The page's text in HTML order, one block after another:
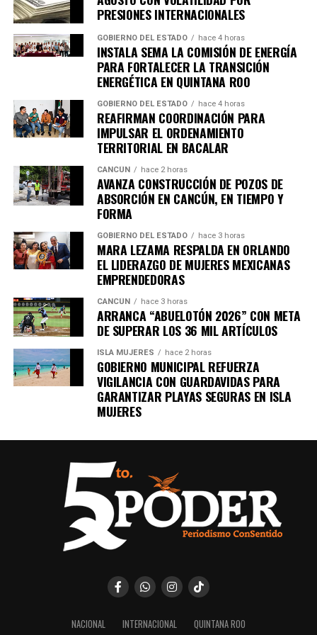
Recibe las noticias al instante
Únete al canal oficial de WhatsApp de
Quinto Poder y recibe las noticias más
importantes de Quintana Roo directamente
en tu teléfono.
Unirme al canal de WhatsApp
PRESIONES INTERNACIONALES
GOBIERNO DEL ESTADO hace 4 horas
INSTALA SEMA LA COMISIÓN DE ENERGÍA
PARA FORTALECER LA TRANSICIÓN
ENERGÉTICA EN QUINTANA ROO
GOBIERNO DEL ESTADO hace 4 horas
REAFIRMAN COORDINACIÓN PARA
IMPULSAR EL ORDENAMIENTO
TERRITORIAL EN BACALAR
CANCÚN hace 2 horas
AVANZA CONSTRUCCIÓN DE POZOS DE
ABSORCIÓN EN CANCÚN, EN TIEMPO Y
FORMA
GOBIERNO DEL ESTADO hace 3 horas
MARA LEZAMA RESPALDA EN ORLANDO
EL LIDERAZGO DE MUJERES MEXICANAS
EMPRENDEDORAS
CANCÚN hace 3 horas
ARRANCA “ABUELOTÓN 2026” CON META
DE SUPERAR LOS 36 MIL ARTÍCULOS
ISLA MUJERES hace 2 horas
GOBIERNO MUNICIPAL REFUERZA
VIGILANCIA CON GUARDAVIDAS PARA
GARANTIZAR PLAYAS SEGURAS EN ISLA
MUJERES
NACIONAL INTERNACIONAL QUINTANA ROO